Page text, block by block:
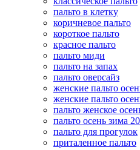
пальто в клетку
коричневое пальто
короткое пальто
красное пальто
пальто миди
пальто на запах
пальто оверсайз
женские пальто
женские пальто
пальто женское
пальто осень зима
пальто для прогулок
приталенное пальто